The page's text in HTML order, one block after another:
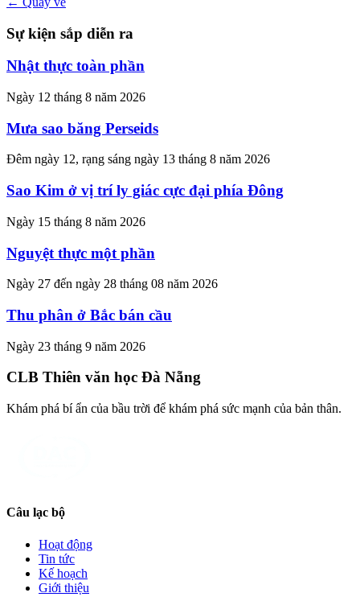
Sự kiện sắp diễn ra
Nhật thực toàn phần
Ngày 12 tháng 8 năm 2026
Mưa sao băng Perseids
Đêm ngày 12, rạng sáng ngày 13 tháng 8 năm 2026
Sao Kim ở vị trí ly giác cực đại phía Đông
Ngày 15 tháng 8 năm 2026
Nguyệt thực một phần
Ngày 27 đến ngày 28 tháng 08 năm 2026
Thu phân ở Bắc bán cầu
Ngày 23 tháng 9 năm 2026
CLB Thiên văn học Đà Nẵng
Khám phá bí ẩn của bầu trời để khám phá sức mạnh của bản thân.
Câu lạc bộ
Hoạt động
Tin tức
Kế hoạch
Giới thiệu